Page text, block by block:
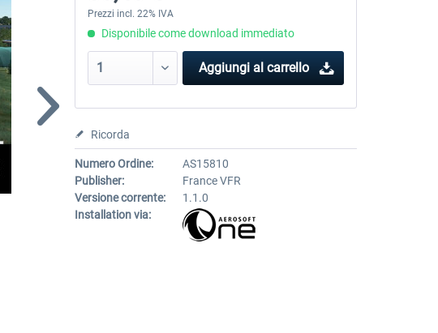
Prezzi incl. 22% IVA
Disponibile come download immediato
Aggiungi al carrello
Ricorda
Numero Ordine:
AS15810
Publisher:
France VFR
Versione corrente:
1.1.0
Installation via: